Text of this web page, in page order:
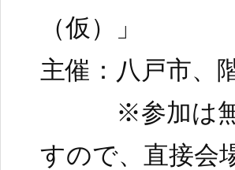
（仮）」
主催：八戸市、
※参加は無料
すので、直接会